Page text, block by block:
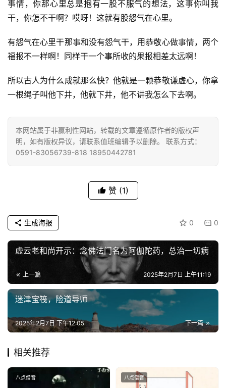
公
益
善
教
人
寺
院
纪
录
教
艺
术
策
法
规
登录 注册
事情，你那心里总是抱有一股不服气的想法，这事你叫我
干，你怎不干啊？哎呀！这就有股怨气在心里。
有怨气在心里干那事和没有怨气干，用恭敬心做事情，两个
福报不一样啊！同样干一个事所收的果报相差太远啊！
所以古人为什么成就那么快？他就是一颗恭敬谦虚心，你拿
一根绳子叫他下井，他就下井，他不讲我怎么下去啊。
本网站属于非赢利性网站，转载的文章遵循原作者的版权声
明，如有版权异议，请联系值班编辑予以删除。 联系方式：
0591-83056739-818 18950442781
赞 (1)
0 0
生成海报
虚云老和尚开示：念佛法门名为阿伽陀药，总治一切病
上一篇 2025年2月7日 上午11:19
迷津宝筏，险道导师
下一篇
2025年2月7日 下午12:05
相关推荐
八点僧音 八点僧音